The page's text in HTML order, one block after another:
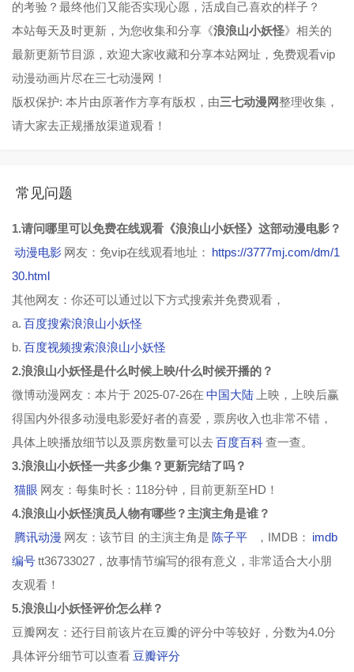
的考验？最终他们又能否实现心愿，活成自己喜欢的样子？
本站每天及时更新，为您收集和分享《浪浪山小妖怪》相关的
最新更新节目源，欢迎大家收藏和分享本站网址，免费观看vip
动漫动画片尽在三七动漫网！
版权保护: 本片由原著作方享有版权，由三七动漫网整理收集，
请大家去正规播放渠道观看！
常见问题
1.请问哪里可以免费在线观看《浪浪山小妖怪》这部动漫电影？
动漫电影 网友：免vip在线观看地址： https://3777mj.com/dm/1
30.html
其他网友：你还可以通过以下方式搜索并免费观看，
a. 百度搜索浪浪山小妖怪
b. 百度视频搜索浪浪山小妖怪
2.浪浪山小妖怪是什么时候上映/什么时候开播的？
微博动漫网友：本片于 2025-07-26在 中国大陆
上映，上映后赢
得国内外很多动漫电影爱好者的喜爱，票房收入也非常不错，
具体上映播放细节以及票房数量可以去百度百科查一查。
3.浪浪山小妖怪一共多少集？更新完结了吗？
猫眼 网友：每集时长：118分钟，目前更新至HD！
4.浪浪山小妖怪演员人物有哪些？主演主角是谁？
腾讯动漫 网友：该节目 的主演主角是 陈子平 ，IMDB： imdb
编号tt36733027，故事情节编写的很有意义，非常适合大小朋
友观看！
5.浪浪山小妖怪评价怎么样？
豆瓣网友：还行目前该片在豆瓣的评分中等较好，分数为4.0分
具体评分细节可以查看 豆瓣评分